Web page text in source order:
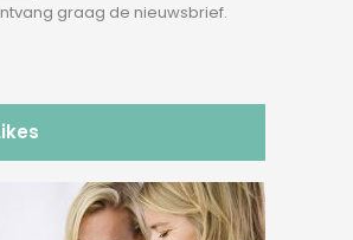
graag de nieuwsbrief.